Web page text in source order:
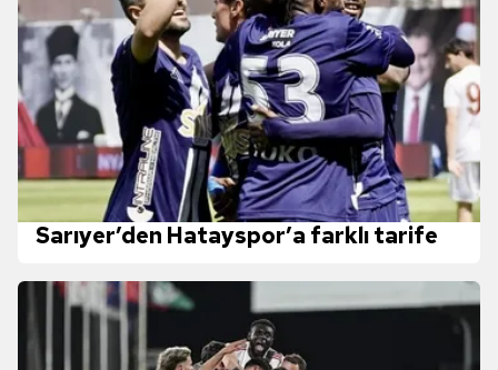
Sarıyer’den Hatayspor’a farklı tarife